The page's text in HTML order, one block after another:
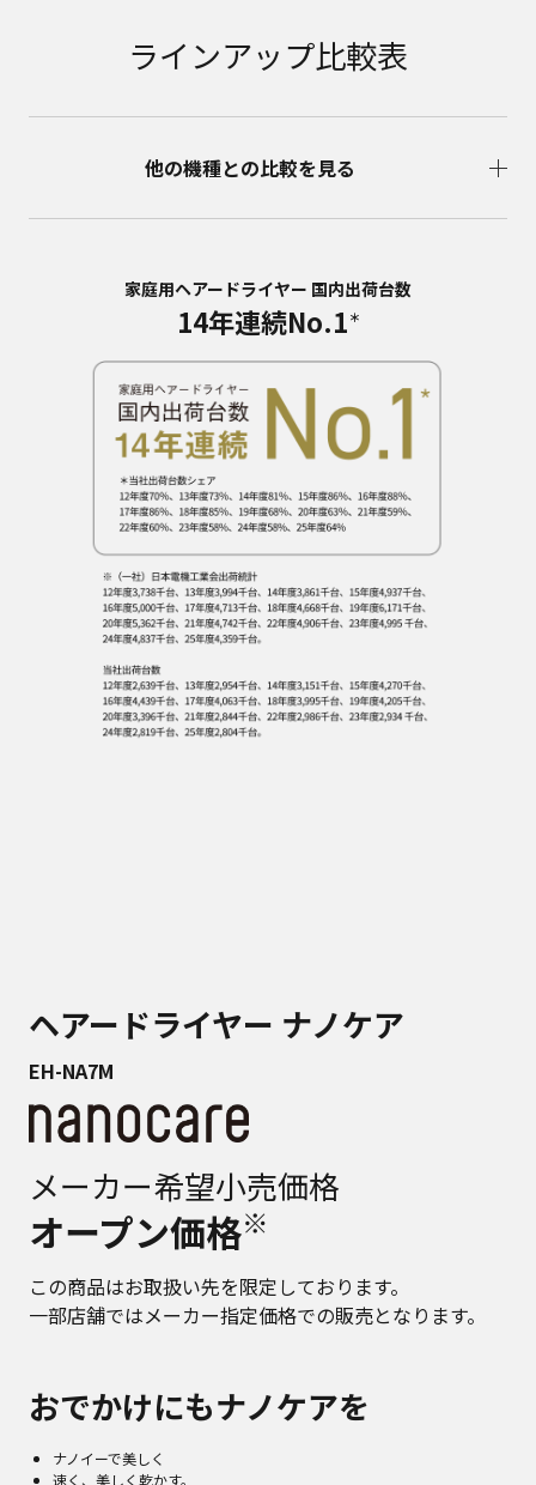
ラインアップ比較表
他の機種との比較を見る
家庭用ヘアードライヤー 国内出荷台数
14年連続No.1 ＊
ヘアードライヤー ナノケア
EH-NA7M
メーカー希望小売価格
オープン価格※
この商品はお取扱い先を限定しております。
一部店舗ではメーカー指定価格での販売となります。
おでかけにもナノケアを
ナノイーで美しく
速く、美しく乾かす。